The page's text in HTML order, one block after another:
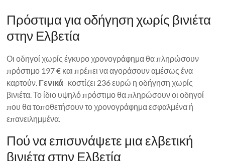
Πρόστιμα για οδήγηση χωρίς βινιέτα
στην Ελβετία
Οι οδηγοί χωρίς έγκυρο χρονογράφημα θα πληρώσουν
πρόστιμο 197 € και πρέπει να αγοράσουν αμέσως ένα
καρτούν. Γενικά κοστίζει 236 ευρώ η οδήγηση χωρίς
βινιέτα. Το ίδιο υψηλό πρόστιμο θα πληρώσουν οι οδηγοί
που θα τοποθετήσουν το χρονογράφημα εσφαλμένα ή
επανειλημμένα.
Πού να επισυνάψετε μια ελβετική
βινιέτα στην Ελβετία